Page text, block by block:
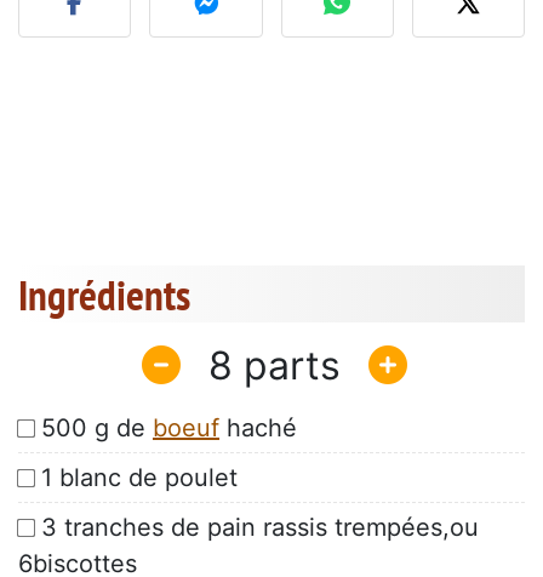
Ingrédients
8
500 g de boeuf haché
1 blanc de poulet
3 tranches de pain rassis trempées,ou
6biscottes